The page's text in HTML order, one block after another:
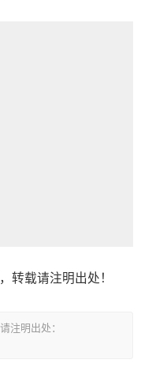
转载请注明出处！
注明出处：